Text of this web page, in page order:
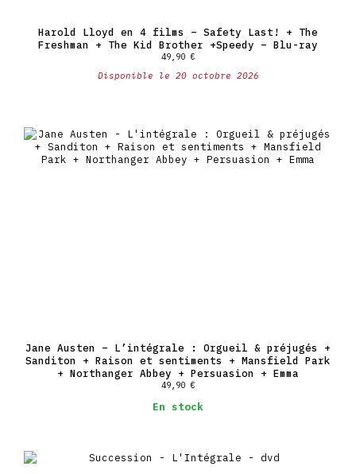
Harold Lloyd en 4 films – Safety Last! + The
Freshman + The Kid Brother +Speedy – Blu-ray
49,90 €
Disponible le 20 octobre 2026
Jane Austen – L’intégrale : Orgueil & préjugés +
Sanditon + Raison et sentiments + Mansfield Park
+ Northanger Abbey + Persuasion + Emma
49,90 €
En stock